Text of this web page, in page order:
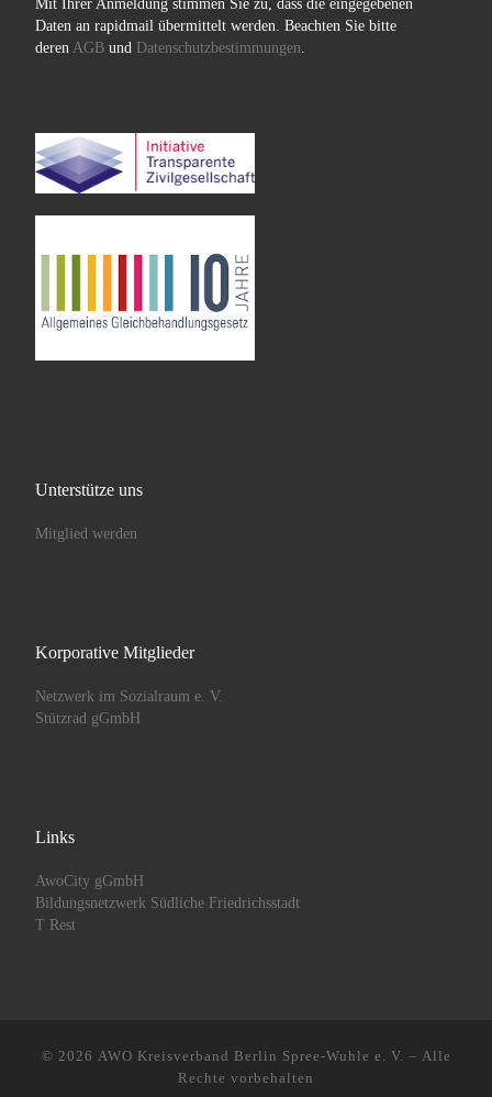
Mit Ihrer Anmeldung stimmen Sie zu, dass die eingegebenen
Daten an rapidmail übermittelt werden. Beachten Sie bitte
deren AGBund Datenschutzbestimmungen
Unterstütze uns
Mitglied werden
Korporative Mitglieder
Netzwerk im Sozialraum e. V.
Stützrad gGmbH
Links
AwoCity gGmbH
Bildungsnetzwerk Südliche Friedrichsstadt
T Rest
© 2026 AWO Kreisverband Berlin Spree-Wuhle e. V. – Alle
Rechte vorbehalten